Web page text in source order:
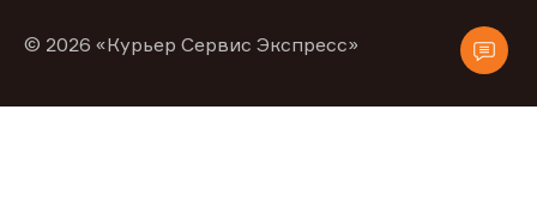
© 2026 «Курьер Сервис Экспресс»